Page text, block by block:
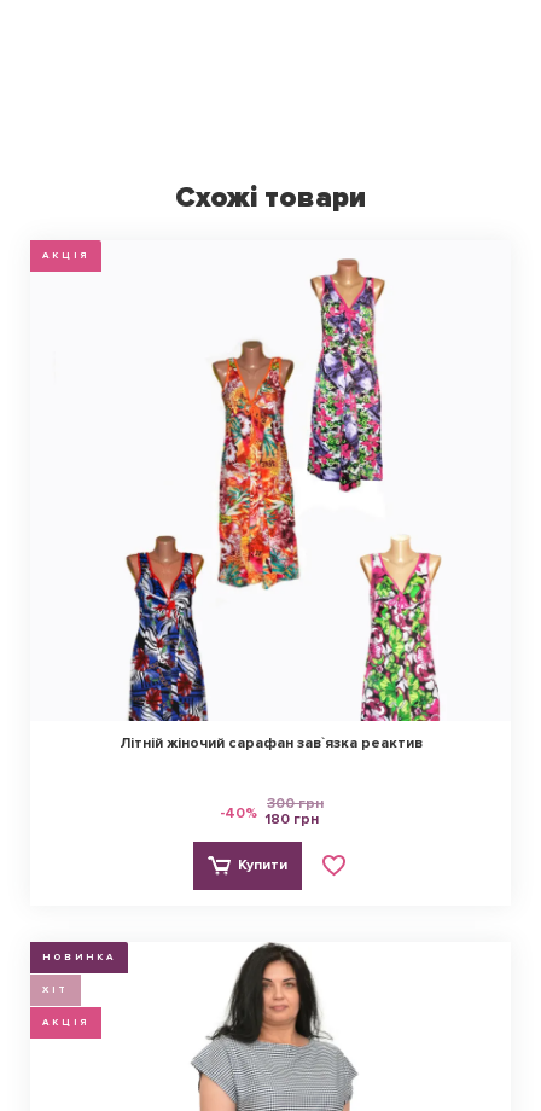
Схожі товари
АКЦІЯ
Літній жіночий сарафан зав`язка реактив
-40% 300 грн
180 грн
Купити
НОВИНКА
ХІТ
АКЦІЯ